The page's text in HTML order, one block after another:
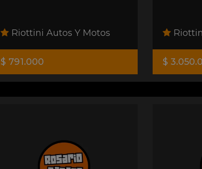
Riottini Autos Y Motos
$ 791.000 $